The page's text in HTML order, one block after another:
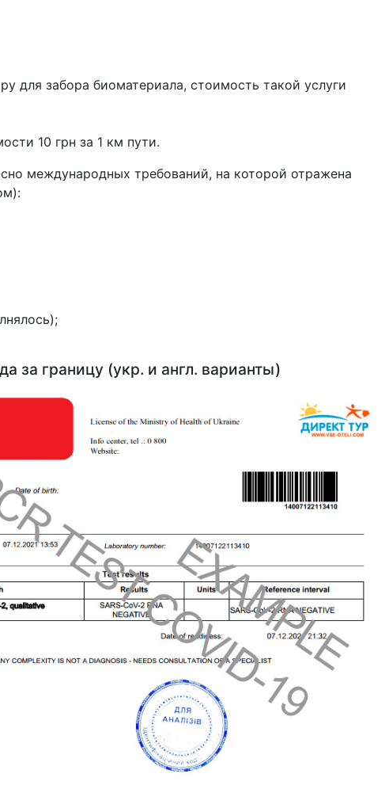
для забора биоматериала, стоимость такой услуги
10 грн за 1 км пути.
международных требований, на которой отражена
за границу (укр. и англ. варианты)